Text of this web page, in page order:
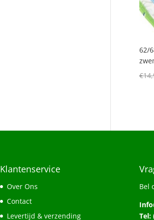
62/
€
Klantenservice
Over Ons
Contact
Levertijd & verzending
Bel
Tel: